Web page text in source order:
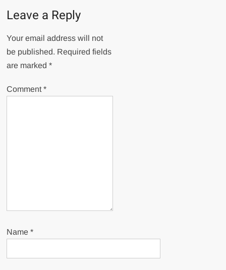
Leave a Reply
Your email address will not
be published. Required fields
are marked*
Comment*
Name*